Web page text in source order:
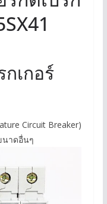
เกอร์
Circuit Breaker)
นาดอื่นๆ